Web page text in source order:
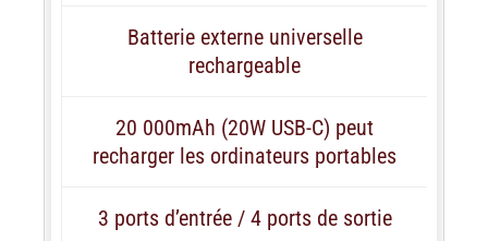
Batterie externe universelle
rechargeable
20 000mAh (20W USB-C) peut
recharger les ordinateurs portables
3 ports d’entrée / 4 ports de sortie